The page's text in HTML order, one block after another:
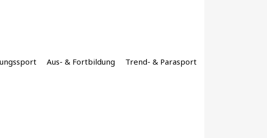
Aus- & Fortbildung Trend- & Parasport